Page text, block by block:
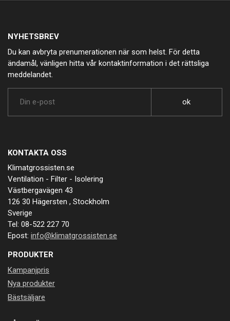
NYHETSBREV
Du kan avbryta prenumerationen när som helst. För detta
ändamål, vänligen hitta vår kontaktinformation i det rättsliga
meddelandet.
KONTAKTA OSS
Klimatgrossisten.se
Ventilation - Filter - Isolering
Västbergavägen 43
126 30 Hägersten , Stockholm
Sverige
Tel: 08-522 227 70
Epost: info@klimatgrossisten.se
PRODUKTER
Kampanjpris
Nya produkter
Bästsäljare